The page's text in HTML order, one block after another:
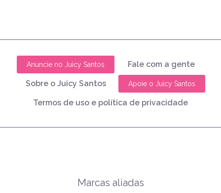
Anuncie no Juicy Santos Fale com a gente
Sobre o Juicy Santos Apoie o Juicy Santos
Termos de uso e política de privacidade
Marcas aliadas